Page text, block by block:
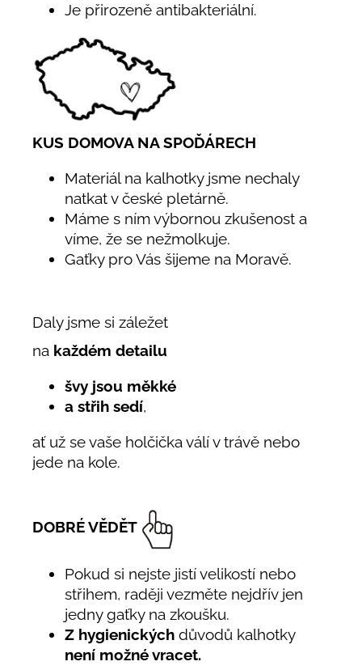
Je přirozeně antibakteriální.
KUS DOMOVA NA SPOĎÁRECH
Materiál na kalhotky jsme nechaly
natkat v české pletárně.
Máme s ním výbornou zkušenost a
víme, že se nežmolkuje.
Gaťky pro Vás šijeme na Moravě.
Daly jsme si záležet
na každém detailu
švy jsou měkké
a střih sedí,
ať už se vaše holčička válí v trávě nebo
jede na kole.
DOBRÉ VĚDĚT
Pokud si nejste jistí velikostí nebo
střihem, raději vezměte nejdřív jen
jedny gaťky na zkoušku.
Z hygienických důvodů kalhotky
není možné vracet.